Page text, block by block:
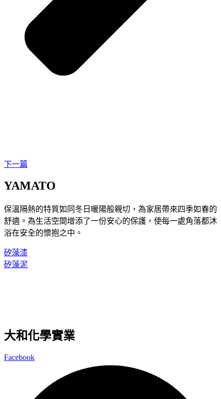
下一篇
YAMATO
保溫隔熱的特質如同冬日暖陽般親切，為家居帶來四季如春的
舒適。為生活空間增添了一份安心的保護，使每一處角落都沐
浴在安全的懷抱之中。
矽藻漆
矽藻泥
大和化學實業
Facebook